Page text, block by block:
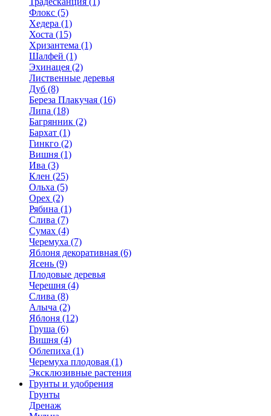
Флокс (5)
Хедера (1)
Хоста (15)
Хризантема (1)
Шалфей (1)
Эхинацея (2)
Лиственные деревья
Дуб (8)
Береза Плакучая (16)
Липа (18)
Багрянник (2)
Бархат (1)
Гинкго (2)
Вишня (1)
Ива (3)
Клен (25)
Ольха (5)
Орех (2)
Рябина (1)
Слива (7)
Сумах (4)
Черемуха (7)
Яблоня декоративная (6)
Ясень (9)
Плодовые деревья
Черешня (4)
Слива (8)
Алыча (2)
Яблоня (12)
Груша (6)
Вишня (4)
Облепиха (1)
Черемуха плодовая (1)
Эксклюзивные растения
Грунты и удобрения
Грунты
Дренаж